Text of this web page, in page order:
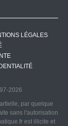
LÉGALES
2026
par quelque
sans l'autorisation
est illicite et